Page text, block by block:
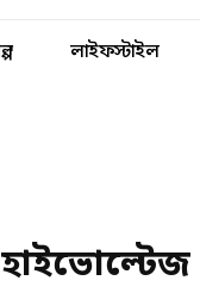
লাইফস্টাইল
হাইভোল্টেজ